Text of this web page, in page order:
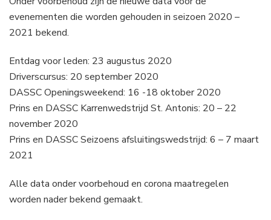
2021
opnieuw
evenementen die worden gehouden in seizoen 2020 –
2021 bekend.
Entdag voor leden: 23 augustus 2020
Driverscursus: 20 september 2020
DASSC Openingsweekend: 16 -18 oktober 2020
Prins en DASSC Karrenwedstrijd St. Antonis: 20 – 22
november 2020
Prins en DASSC Seizoens afsluitingswedstrijd: 6 – 7 maart
2021
Alle data onder voorbehoud en corona maatregelen
worden nader bekend gemaakt.